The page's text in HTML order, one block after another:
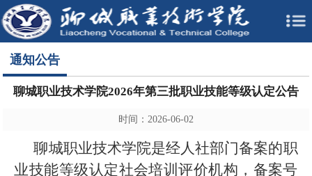
通知公告
聊城职业技术学院2026年第三批职业技能等级认定公告
时间：2026-06-02
聊城职业技术学院是经人社部门备案的职
业技能等级认定社会培训评价机构，备案号